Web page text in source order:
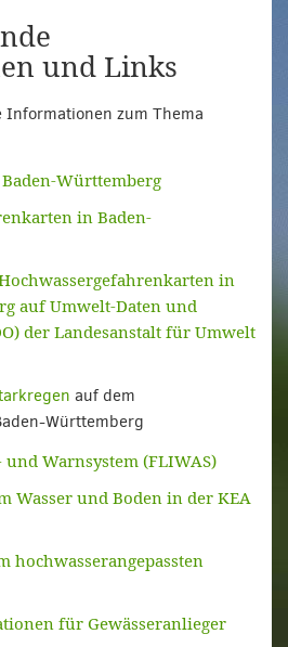
und Links
Informationen zum Thema
Württemberg
in Baden-
in
auf Umwelt-Daten und
der Landesanstalt für Umwelt
auf dem
Württemberg
Warnsystem (FLIWAS)
Wasser und Boden in der KEA
hochwasserangepassten
für Gewässeranlieger